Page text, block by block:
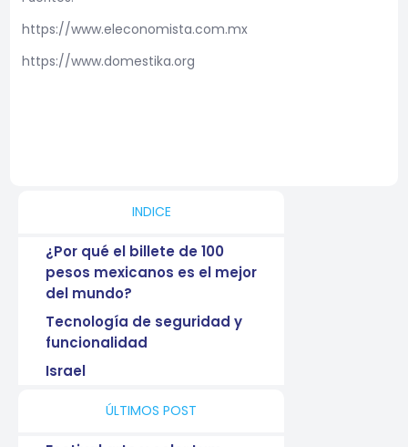
https://www.eleconomista.com.mx
https://www.domestika.org
INDICE
¿Por qué el billete de 100
pesos mexicanos es el mejor
del mundo?
Tecnología de seguridad y
funcionalidad
Israel
ÚLTIMOS POST